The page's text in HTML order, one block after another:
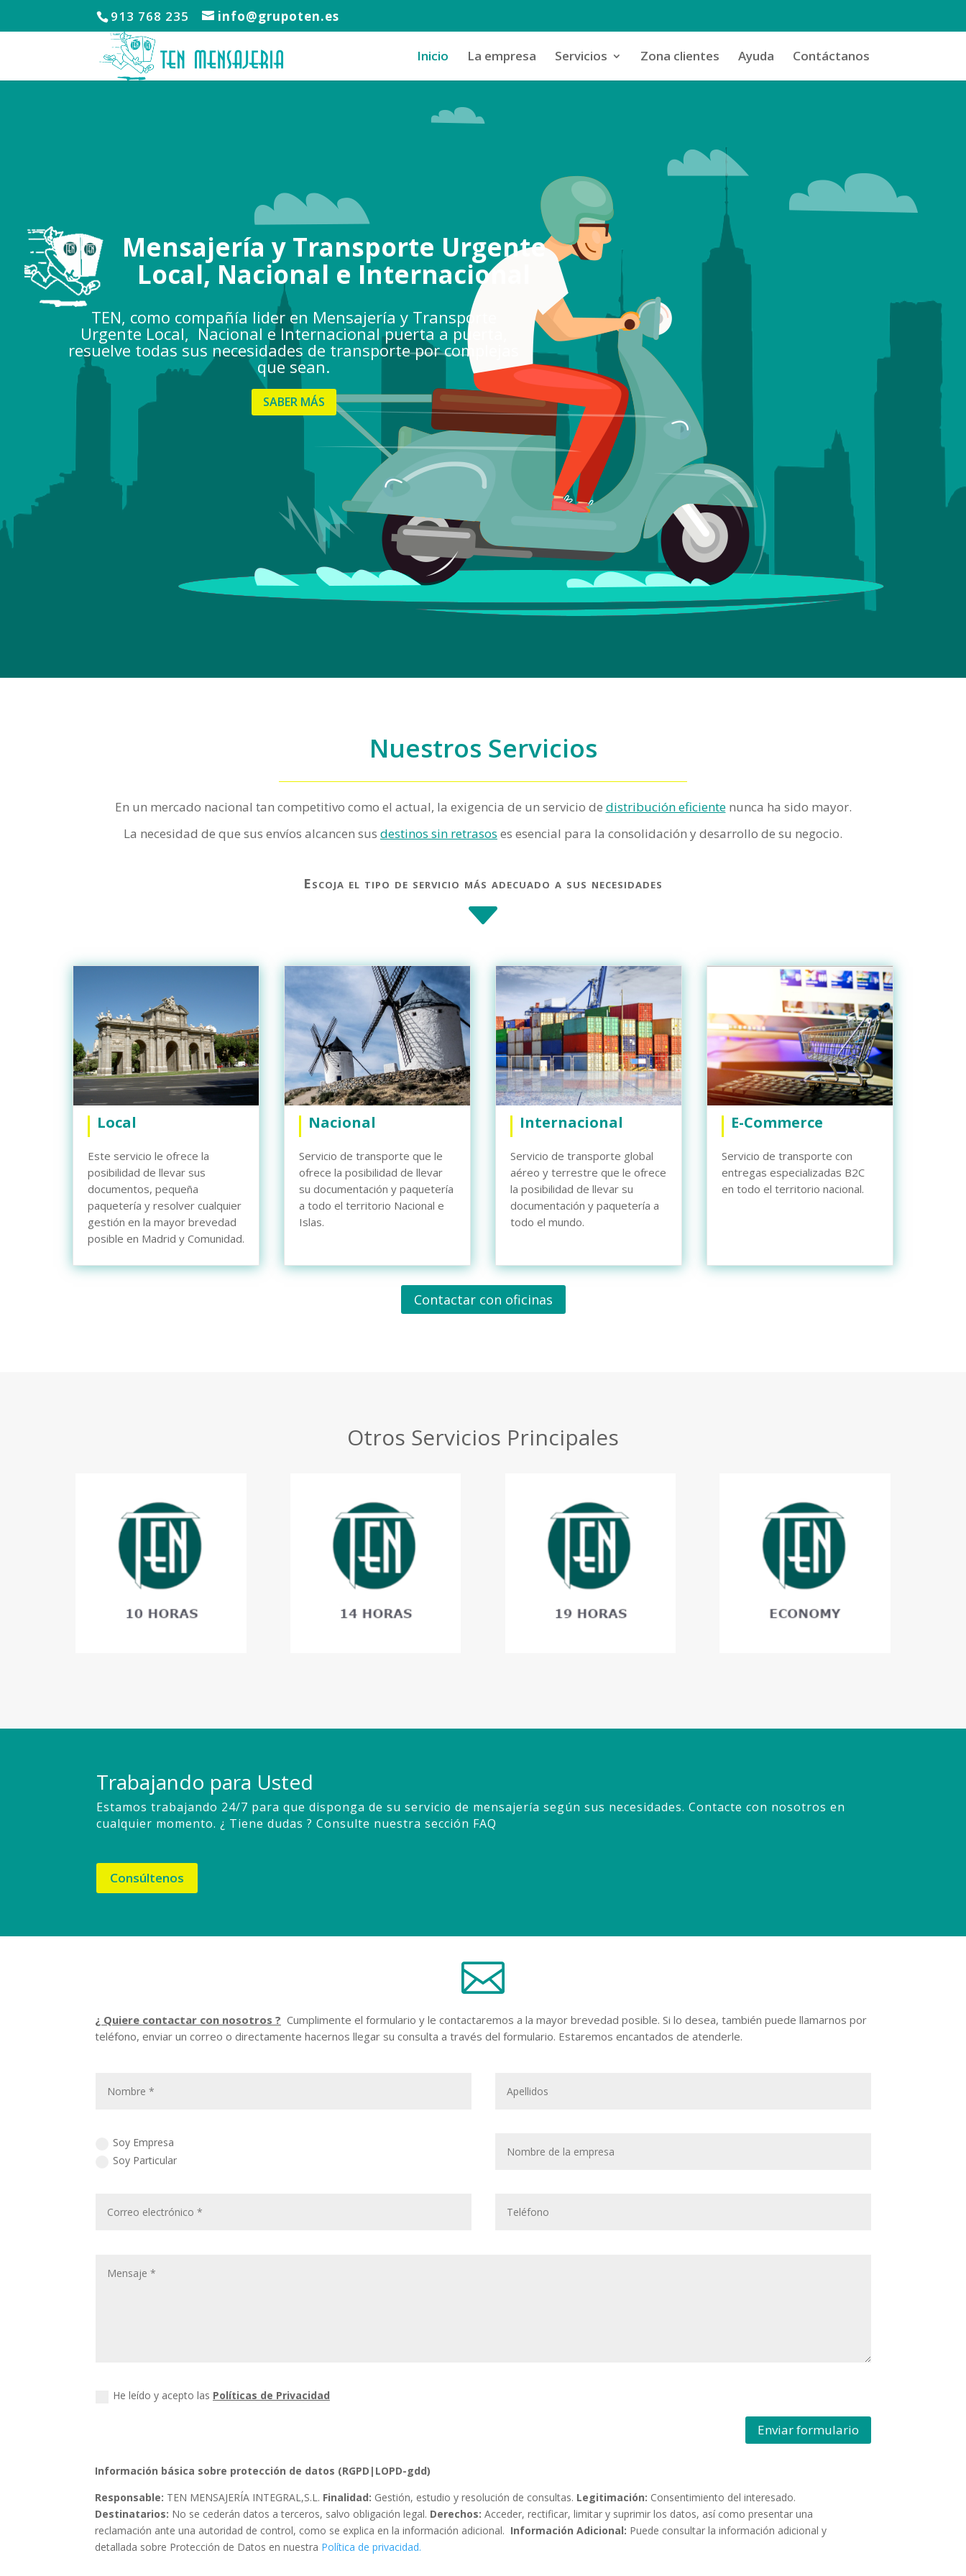
913 768 235 info@grupoten.es
Inicio La empresa Servicios Zona clientes Ayuda Contáctanos
Mensajería y Transporte Urgente
Local, Nacional e Internacional
TEN, como compañía lider en Mensajería y Transporte
Urgente Local, Nacional e Internacional puerta a puerta,
resuelve todas sus necesidades de transporte por complejas
que sean.
SABER MÁS
Nuestros Servicios
En un mercado nacional tan competitivo como el actual, la exigencia de un servicio de distribución eficientenunca ha sido mayor.
La necesidad de que sus envíos alcancen sus destinos sin retrasos es esencial para la consolidación y desarrollo de su negocio.
Escoja el tipo de servicio más adecuado a sus necesidades
C
Local
Este servicio le ofrece la
posibilidad de llevar sus
documentos, pequeña
paquetería y resolver cualquier
gestión en la mayor brevedad
posible en Madrid y Comunidad.
Nacional
Servicio de transporte que le
ofrece la posibilidad de llevar
su documentación y paquetería
a todo el territorio Nacional e
Islas.
Internacional
Servicio de transporte global
aéreo y terrestre que le ofrece
la posibilidad de llevar su
documentación y paquetería a
todo el mundo.
E-Commerce
Servicio de transporte con
entregas especializadas B2C
en todo el territorio nacional.
Contactar con oficinas
Otros Servicios Principales
Trabajando para Usted
Estamos trabajando 24/7 para que disponga de su servicio de mensajería según sus necesidades. Contacte con nosotros en
cualquier momento. ¿ Tiene dudas ? Consulte nuestra sección FAQ
Consúltenos

¿ Quiere contactar con nosotros ? Cumplimente el formulario y le contactaremos a la mayor brevedad posible. Si lo desea, también puede llamarnos por
teléfono, enviar un correo o directamente hacernos llegar su consulta a través del formulario. Estaremos encantados de atenderle.
Soy Empresa
Soy Particular
He leído y acepto las Políticas de Privacidad
Enviar formulario
Información básica sobre protección de datos (RGPD|LOPD-gdd)
Responsable: TEN MENSAJERÍA INTEGRAL,S.L. Finalidad: Gestión, estudio y resolución de consultas. Legitimación: Consentimiento del interesado.
Destinatarios: No se cederán datos a terceros, salvo obligación legal. Derechos: Acceder, rectificar, limitar y suprimir los datos, así como presentar una
reclamación ante una autoridad de control, como se explica en la información adicional. Información Adicional: Puede consultar la información adicional y
detallada sobre Protección de Datos en nuestra Política de privacidad.